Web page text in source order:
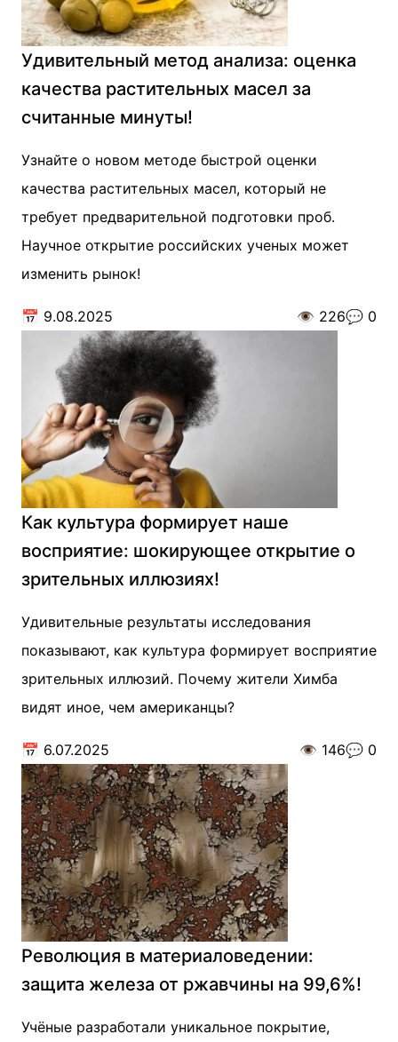
Удивительный метод анализа: оценка
качества растительных масел за
считанные минуты!
Узнайте о новом методе быстрой оценки
качества растительных масел, который не
требует предварительной подготовки проб.
Научное открытие российских ученых может
изменить рынок!
📅 9.08.2025 👁️ 226💬 0
Как культура формирует наше
восприятие: шокирующее открытие о
зрительных иллюзиях!
Удивительные результаты исследования
показывают, как культура формирует восприятие
зрительных иллюзий. Почему жители Химба
видят иное, чем американцы?
📅 6.07.2025 👁️ 146💬 0
Революция в материаловедении:
защита железа от ржавчины на 99,6%!
Учёные разработали уникальное покрытие,